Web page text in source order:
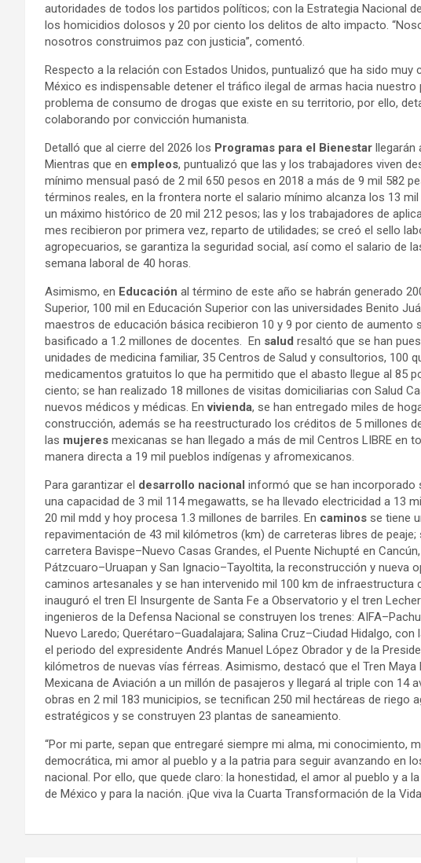
autoridades de todos los partidos políticos; con la Estrategia Nacional
los homicidios dolosos y 20 por ciento los delitos de alto impacto.
nosotros construimos paz con justicia”, comentó.
Respecto a la relación con Estados Unidos, puntualizó que ha sido muy
México es indispensable detener el tráfico ilegal de armas hacia
problema de consumo de drogas que existe en su territorio, por ello,
colaborando por convicción humanista.
Detalló que al cierre del 2026 los Programas para el Bienestar llegarán
Mientras que en empleos, puntualizó que las y los trabajadores viven
mínimo mensual pasó de 2 mil 650 pesos en 2018 a más de 9 mil 582
términos reales, en la frontera norte el salario mínimo alcanza los 13
un máximo histórico de 20 mil 212 pesos; las y los trabajadores de
mes recibieron por primera vez, reparto de utilidades; se creó el sello
agropecuarios, se garantiza la seguridad social, así como el salario de
semana laboral de 40 horas.
Asimismo, en Educación al término de este año se habrán generado
Superior, 100 mil en Educación Superior con las universidades Benito
maestros de educación básica recibieron 10 y 9 por ciento de aumento
basificado a 1.2 millones de docentes. En salud resaltó que se han
unidades de medicina familiar, 35 Centros de Salud y consultorios, 100
medicamentos gratuitos lo que ha permitido que el abasto llegue al 85
ciento; se han realizado 18 millones de visitas domiciliarias con Salud
nuevos médicos y médicas. Envivienda, se han entregado miles de
construcción, además se ha reestructurado los créditos de 5 millones
las mujeres mexicanas se han llegado a más de mil Centros LIBRE en
manera directa a 19 mil pueblos indígenas y afromexicanos.
Para garantizar el desarrollo nacional informó que se han incorporado
una capacidad de 3 mil 114 megawatts, se ha llevado electricidad a 13
20 mil mdd y hoy procesa 1.3 millones de barriles. En caminos se tiene
repavimentación de 43 mil kilómetros (km) de carreteras libres de
carretera Bavispe–Nuevo Casas Grandes, el Puente Nichupté en
Pátzcuaro–Uruapan y San Ignacio–Tayoltita, la reconstrucción y nueva
caminos artesanales y se han intervenido mil 100 km de infraestructura
inauguró el tren El Insurgente de Santa Fe a Observatorio y el tren
ingenieros de la Defensa Nacional se construyen los trenes:
Nuevo Laredo; Querétaro–Guadalajara; Salina Cruz–Ciudad Hidalgo,
el periodo del expresidente Andrés Manuel López Obrador y de la
kilómetros de nuevas vías férreas. Asimismo, destacó que el Tren
Mexicana de Aviación a un millón de pasajeros y llegará al triple con 14
obras en 2 mil 183 municipios, se tecnifican 250 mil hectáreas de riego
estratégicos y se construyen 23 plantas de saneamiento.
“Por mi parte, sepan que entregaré siempre mi alma, mi conocimiento,
democrática, mi amor al pueblo y a la patria para seguir avanzando en
nacional. Por ello, que quede claro: la honestidad, el amor al pueblo y a
de México y para la nación. ¡Que viva la Cuarta Transformación de la